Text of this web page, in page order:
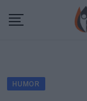
HUMOR